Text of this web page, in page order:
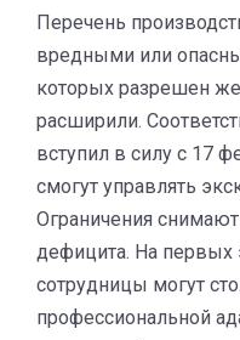
Перечень
вредными или
которых разрешен
расширили.
вступил в силу с 17
смогут управлять
Ограничения
дефицита. На первых
сотрудницы могут
профессиональной